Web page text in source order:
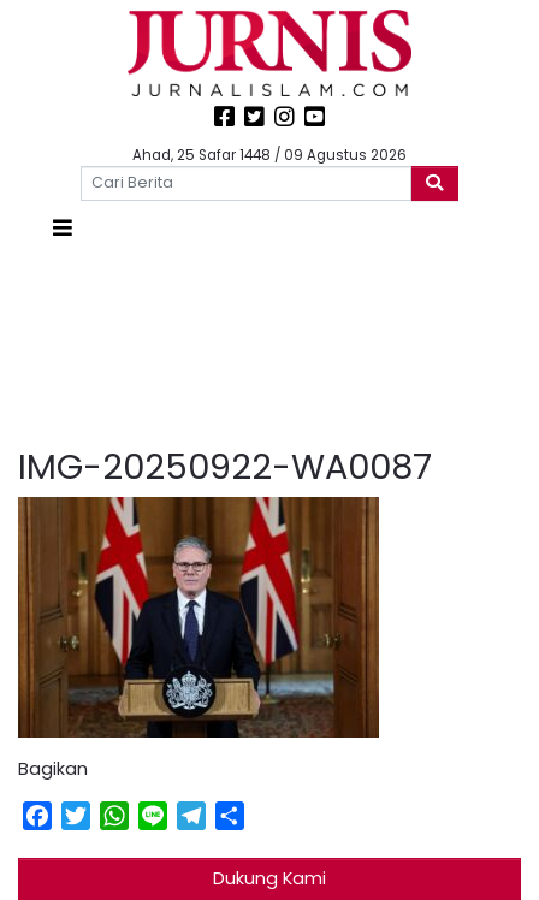
Ahad, 25 Safar 1448 / 09 Agustus 2026
IMG-20250922-WA0087
Bagikan
Facebook
TwitterWhatsApp
Line Telegram
Dukung Kami